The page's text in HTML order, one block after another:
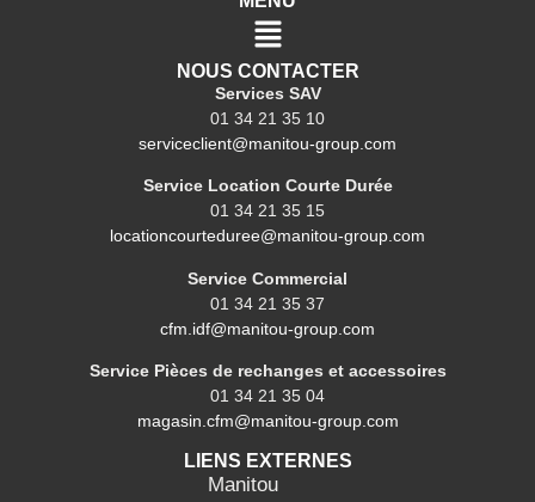
NOUS CONTACTER
Services SAV
01 34 21 35 10
serviceclient@manitou-group.com
Service Location Courte Durée
01 34 21 35 15
locationcourteduree@manitou-group.com
Service Commercial
01 34 21 35 37
cfm.idf@manitou-group.com
Service Pièces de rechanges et accessoires
01 34 21 35 04
magasin.cfm@manitou-group.com
LIENS EXTERNES
Manitou